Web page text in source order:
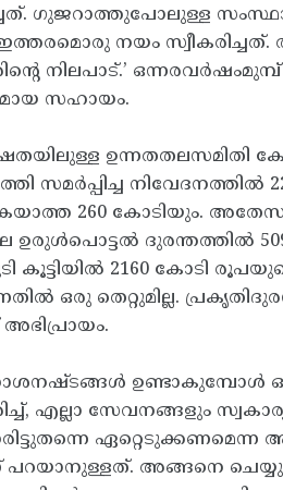
ഗുജറാത്തുപോലുള്ള
നയം
നിലപാട്.’
സഹായം.
ഉന്നതതലസമിതി
സമർപ്പിച്ച നിവേദനത്തിൽ
260 കോടിയും.
ഉരുൾപൊട്ടൽ
കൂട്ടിയിൽ 2160 കോടി
ഒരു തെറ്റുമില്ല.
ഉണ്ടാകുമ്പോൾ
എല്ലാ സേവനങ്ങളും
അങ്ങനെ